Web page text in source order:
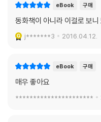
안데르센 동화는 세속성과 순
고, 아름답다. _모리스 센닥
eBook 구매
동화책이 아니라 이걸로 보
j*******3 2016.04.12.
eBook 구매
매우 좋아요
**********************